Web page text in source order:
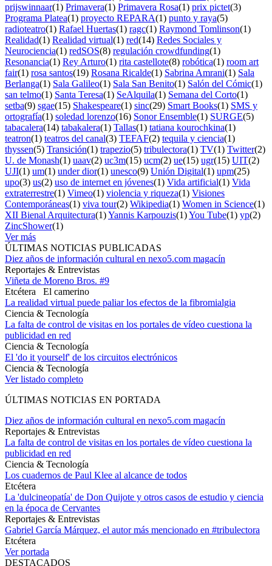
prijswinnaar(1) Primavera(1) Primavera Rosa(1) prix pictet(3)
Programa Platea(1) proyecto REPARA(1) punto y raya(5)
radioteatro(1) Rafael Huertas(1) ragc(1) Raymond Tomlinson(1)
Realidad(1) Realidad virtual(1) red(14) Redes Sociales y
Neurociencia(1) redSOS(8) regulación crowdfunding(1)
Resonancia(1) Rey Arturo(1) rita castellote(8) robótica(1) room art
fair(1) rosa santos(19) Rosana Ricalde(1) Sabrina Amrani(1) Sala
Berlanga(1) Sala Galileo(1) Sala San Benito(1) Salón del Cómic(1)
san telmo(1) Santa Teresa(1) SeAlquila(1) Semana del Corto(1)
setba(9) sgae(15) Shakespeare(1) sinc(29) Smart Books(1) SMS y
ortografía(1) soledad lorenzo(16) Sonor Ensemble(1) SURGE(5)
tabacalera(14) tabakalera(1) Tallas(1) tatiana kourochkina(1)
teatron(1) teatros del canal(3) TEFAF(2) tequila y ciencia(1)
thyssen(5) Transición(1) trapezio(5) tribulectora(1) TV(1) Twitter(2)
U. de Monash(1) uaav(2) uc3m(15) ucm(2) ue(15) ugr(15) UIT(2)
UJI(1) um(1) under dior(1) unesco(9) Unión Digital(1) upm(25)
upo(3) us(2) uso de internet en jóvenes(1) Vida artificial(1) Vida
extraterrestre(1) Vimeo(1) violencia y riqueza(1) Visiones
Contemporáneas(1) viva tour(2) Wikipedia(1) Women in Science(1)
XII Bienal Arquitectura(1)Yannis Karpouzis(1)You Tube(1) yp(2)
ZincShower(1)
Ver más
ÚLTIMAS NOTICIAS PUBLICADAS
Diez años de información cultural en nexo5.com magacín
Reportajes & Entrevistas
Viñeta de Moreno Bros. #9
Etcétera
El camerino
La realidad virtual puede paliar los efectos de la fibromialgia
Ciencia & Tecnología
La falta de control de visitas en los portales de vídeo cuestiona la
publicidad en red
Ciencia & Tecnología
El 'do it yourself' de los circuitos electrónicos
Ciencia & Tecnología
Ver listado completo
ÚLTIMAS NOTICIAS EN PORTADA
Diez años de información cultural en nexo5.com magacín
Reportajes & Entrevistas
La falta de control de visitas en los portales de vídeo cuestiona la
publicidad en red
Ciencia & Tecnología
Los cuadernos de Paul Klee al alcance de todos
Etcétera
La 'dulcineopatía' de Don Quijote y otros casos de estudio y ciencia
en la época de Cervantes
Reportajes & Entrevistas
Gabriel García Márquez, el autor más mencionado en #tribulectora
Etcétera
Ver portada
DESTACADOS